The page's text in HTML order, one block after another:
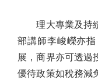
理大專業及持續
部講師李峻嶸亦
展，商界亦可透過
優待政策如稅務減